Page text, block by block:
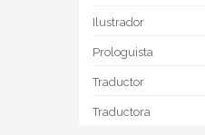
Ilustrador
Prologuista
Traductor
Traductora